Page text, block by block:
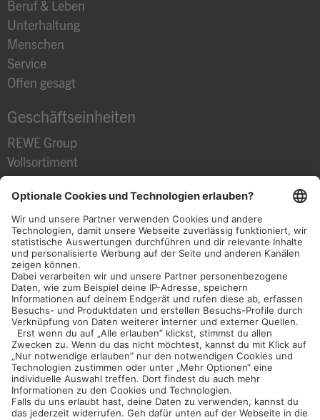
Beruf & Leben
Unterhaltung
Menschen
Service
Offen gesagt
Geschäftseinheiten
REWE Group
Vollsortiment
Discount
Baumarkt
Touristik
International
REWE Group
Interne Kommunikation
Domstraße 20
50668 Köln
one@rewe-group.com